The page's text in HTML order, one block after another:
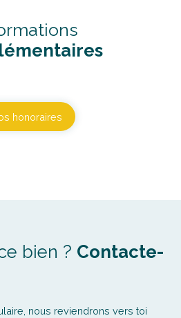
honoraires
bien ? Contacte-
nous reviendrons vers toi